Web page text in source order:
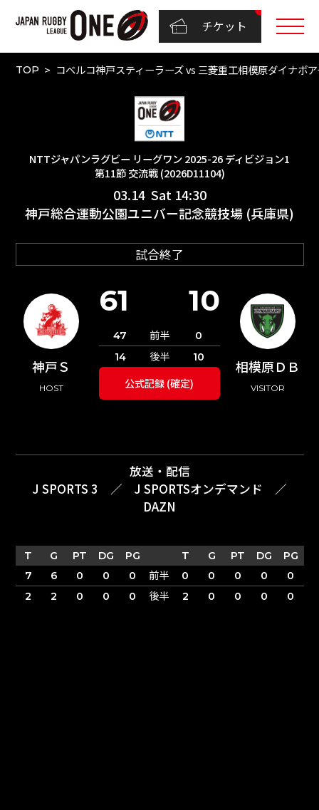
チケット
TOP コベルコ神戸スティーラーズ vs 三菱重工相模原ダイナ
NTTジャパンラグビー リーグワン 2025-26 ディビジョン1
第11節 交流戦 (2026D11104)
03.14 Sat 14:30
神戸総合運動公園ユニバー記念競技場 (兵庫県)
試合終了
神戸Ｓ
HOST
相模原ＤＢ
VISITOR
61 10
47 前半
0
14
後半 10
公式記録 (確定)
放送・配信
J SPORTS 3
／ J SPORTSオンデマンド
／
DAZN
T G PT DG PG T G PT DG
PG
7
6 0 0 0 前半 0 0 0 0
0
2
2 0 0 0 後半 2 0 0 0 0